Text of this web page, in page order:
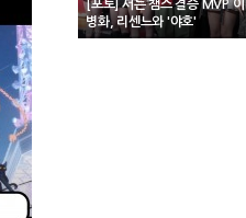
[포토] 서든 챔스 결승 MVP 이
병화, 리센느와 '야호'